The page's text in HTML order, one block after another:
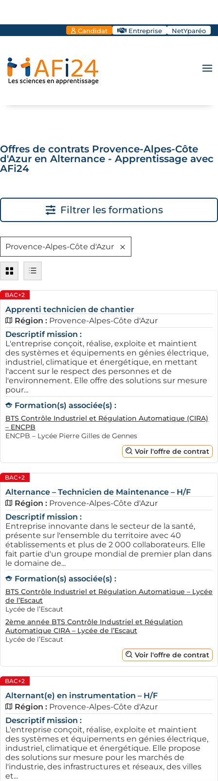
Candidat Entreprise NetYparéo
Offres de contrats Provence-Alpes-Côte
d'Azur en Alternance - Apprentissage avec
AFi24
Filtrer les formations
Provence-Alpes-Côte d'Azur
BAC+2
Apprenti technicien de chantier
Région : Provence-Alpes-Côte d'Azur
Descriptif mission :
L'entreprise conçoit, réalise, exploite et maintient
des systèmes et équipements en génies électrique,
industriel, climatique et énergétique, en mettant
l'accent sur le respect des personnes et de
l'environnement. Elle offre des solutions sur mesure
pour...
Formation(s) associée(s) :
BTS Contrôle Industriel et Régulation Automatique (CIRA)
– ENCPB
ENCPB – Lycée Pierre Gilles de Gennes
Voir l'offre de contrat
BAC+2
Alternance – Technicien de Maintenance – H/F
Région : Provence-Alpes-Côte d'Azur
Descriptif mission :
Entreprise innovante dans le secteur de la santé,
présente sur l'ensemble du territoire avec 40
établissements et plus de 2 000 collaborateurs. Elle
fait partie d'un groupe mondial de premier plan dans
le domaine de...
Formation(s) associée(s) :
BTS Contrôle Industriel et Régulation Automatique – Lycée
de l’Escaut
Lycée de l’Escaut
2ème année BTS Contrôle Industriel et Régulation
Automatique CIRA – Lycée de l’Escaut
Lycée de l’Escaut
Voir l'offre de contrat
BAC+2
Alternant(e) en instrumentation – H/F
Région : Provence-Alpes-Côte d'Azur
Descriptif mission :
L'entreprise conçoit, réalise, exploite et maintient
des systèmes et équipements en génies électrique,
industriel, climatique et énergétique. Elle propose
des solutions sur mesure pour les marchés de
l'industrie, des infrastructures et réseaux, des villes
et...